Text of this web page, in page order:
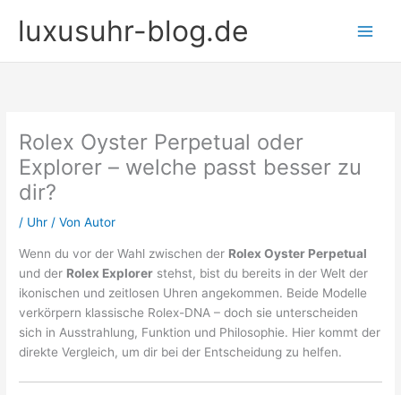
Inhaltluxusuhr-blog.de
Rolex Oyster Perpetual oder
Explorer – welche passt besser zu
dir?
/ Uhr / VonAutor
Wenn du vor der Wahl zwischen der Rolex Oyster Perpetual
und der Rolex Explorer stehst, bist du bereits in der Welt der
ikonischen und zeitlosen Uhren angekommen. Beide Modelle
verkörpern klassische Rolex-DNA – doch sie unterscheiden
sich in Ausstrahlung, Funktion und Philosophie. Hier kommt der
direkte Vergleich, um dir bei der Entscheidung zu helfen.